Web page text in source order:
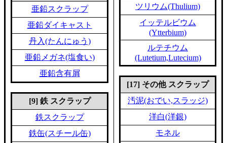
亜鉛スクラップ
亜鉛ダイキャスト
丹入(たんにゅう)
亜鉛メガネ(塩食い)
亜鉛含有屑
[9] 鉄 スクラップ
鉄スクラップ
鉄缶(スチール缶)
ツリウム(Thulium)
イッテルビウム
(Ytterbium)
ルテチウム
(Lutetium,Lutecium)
[17] その他 スクラップ
汚泥(おでい,スラッジ)
洋白(洋銀)
モネル